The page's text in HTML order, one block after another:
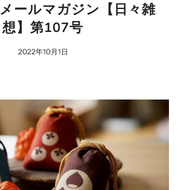
ールマガジン【日々雑
想】第107号
2022年10月1日